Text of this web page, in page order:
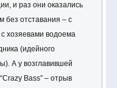
и раз они оказались
без отставания – с
хозяевами водоема
(идейного
А у возглавившей
Bass” – отрыв